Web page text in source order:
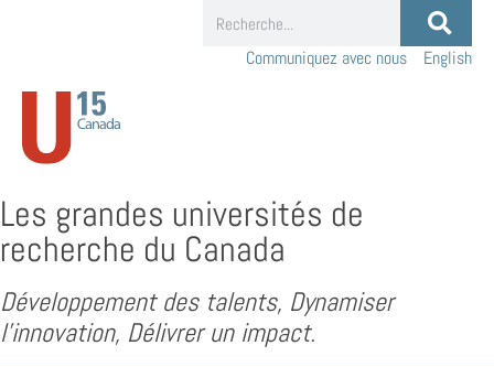
Communiquez avec nous English
Les grandes universités de
recherche du Canada
Développement des talents, Dynamiser
l’innovation, Délivrer un impact.